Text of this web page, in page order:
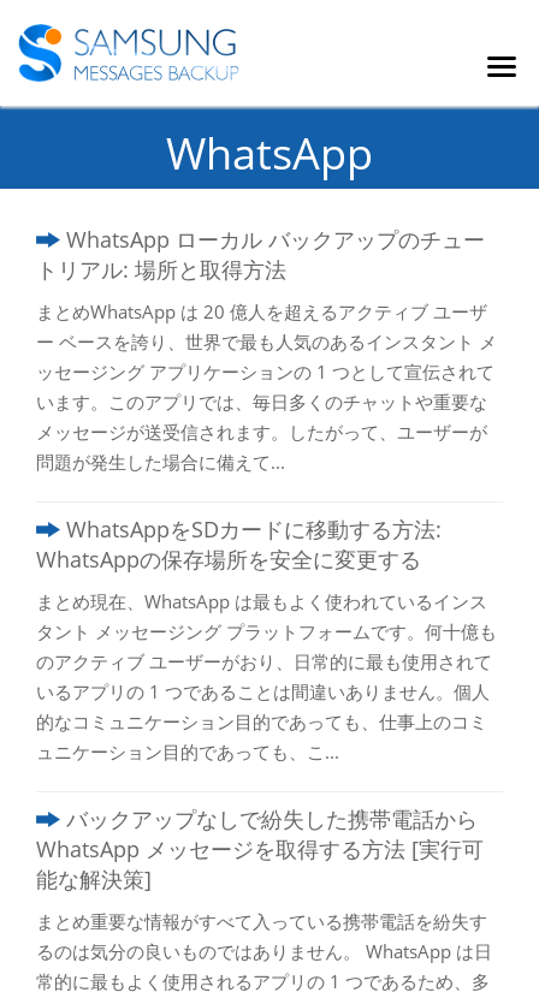
WhatsApp
WhatsApp ローカル バックアップのチュー
トリアル: 場所と取得方法
まとめWhatsApp は 20 億人を超えるアクティブ ユーザ
ー ベースを誇り、世界で最も人気のあるインスタント メ
ッセージング アプリケーションの 1 つとして宣伝されて
います。このアプリでは、毎日多くのチャットや重要な
メッセージが送受信されます。したがって、ユーザーが
問題が発生した場合に備えて...
WhatsAppをSDカードに移動する方法:
WhatsAppの保存場所を安全に変更する
まとめ現在、WhatsApp は最もよく使われているインス
タント メッセージング プラットフォームです。何十億も
のアクティブ ユーザーがおり、日常的に最も使用されて
いるアプリの 1 つであることは間違いありません。個人
的なコミュニケーション目的であっても、仕事上のコミ
ュニケーション目的であっても、こ...
バックアップなしで紛失した携帯電話から
WhatsApp メッセージを取得する方法 [実行可
能な解決策]
まとめ重要な情報がすべて入っている携帯電話を紛失す
るのは気分の良いものではありません。 WhatsApp は日
常的に最もよく使用されるアプリの 1 つであるため、多